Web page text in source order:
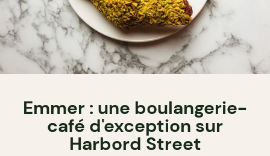
Emmer : une boulangerie-
café d'exception sur
Harbord Street